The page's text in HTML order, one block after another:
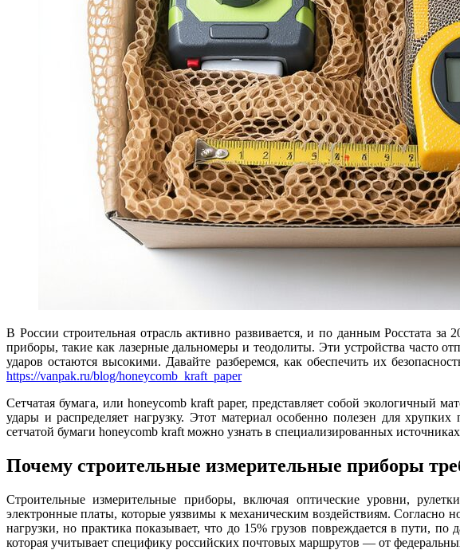
В России строительная отрасль активно развивается, и по данным Росстата
приборы, такие как лазерные дальномеры и теодолиты. Эти устройства
ударов остаются высокими. Давайте разберемся, как обеспечить их
https://vanpak.ru/blog/honeycomb_kraft_paper
Сетчатая бумага, или honeycomb kraft paper, представляет собой экологичный
удары и распределяет нагрузку. Этот материал особенно полезен для
сетчатой бумаги honeycomb kraft можно узнать в специализированных
Почему строительные измерительные приборы
Строительные измерительные приборы, включая оптические уровни,
электронные платы, которые уязвимы к механическим воздействиям.
нагрузки, но практика показывает, что до 15% грузов повреждается в
которая учитывает специфику российских почтовых маршрутов — от